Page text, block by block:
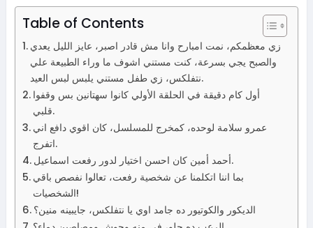
Table of Contents
زي معظمكم، نمت امبارح وانا مش قادر اصبر، عايز الليل يعدي
والصبح يجي بسرعة، كنت مستني اشوف ما وراء الطبيعة علي
نتفلكس، زي طفل مستني يلبس لبس العيد.
أول كام دقيقة في الحلقة الأولي كانوا سهتانين بس وقفوا
قلبي.
عمرو سلامة لوحده، كمخرج للمسلسل، كان اقوي دافع اني
اتفرج.
أحمد أمين كان احسن اختيار لدور رفعت اسماعيل.
بما اننا اتكلمنا عن شخصية رفعت، تعالوا نفصص باقي
الشخصيات!
الديكور والكوتيور ده جامد اوي يا نتفلكس، جايبينه منين؟